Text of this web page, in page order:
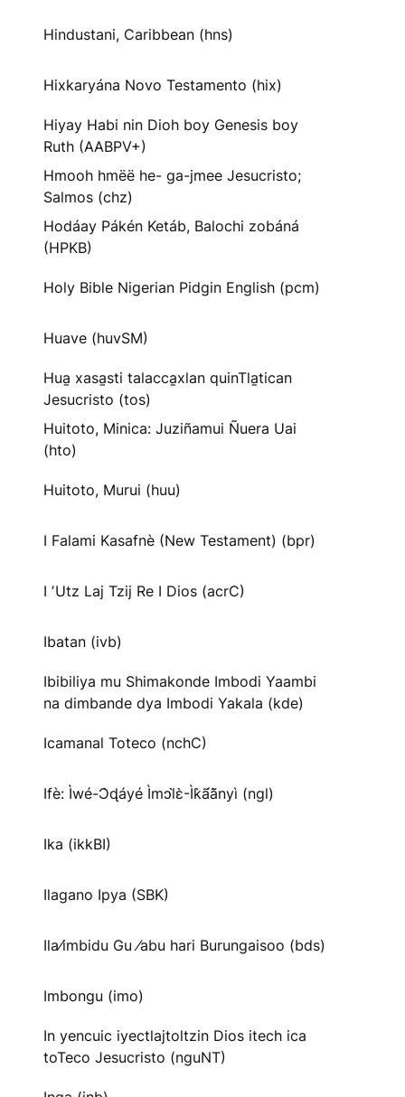
Hindustani, Caribbean (hns)
Hixkaryána Novo Testamento (hix)
Hiyay Habi nin Dioh boy Genesis boy
Ruth (AABPV+)
Hmooh hmëë he- ga-jmee Jesucristo;
Salmos (chz)
Hodáay Pákén Ketáb, Balochi zobáná
(HPKB)
Holy Bible Nigerian Pidgin English (pcm)
Huave (huvSM)
Hua̱ xasa̱sti talacca̱xlan quinTla̱tican
Jesucristo (tos)
Huitoto, Minica: Juziñamui Ñuera Uai
(hto)
Huitoto, Murui (huu)
I Falami Kasafnè (New Testament) (bpr)
I ʼUtz Laj Tzij Re I Dios (acrC)
Ibatan (ivb)
Ibibiliya mu Shimakonde Imbodi Yaambi
na dimbande dya Imbodi Yakala (kde)
Icamanal Toteco (nchC)
Ifè: Ìwé-Ɔ̀ɖáyé Ìmↄl̀ɛ̀-Ìk̀ã́ã̀nyì (ngl)
Ika (ikkBI)
Ilagano Ipya (SBK)
Ila⁄imbidu Gu ⁄abu hari Burungaisoo (bds)
Imbongu (imo)
In yencuic iyectlajtoltzin Dios itech ica
toTeco Jesucristo (nguNT)